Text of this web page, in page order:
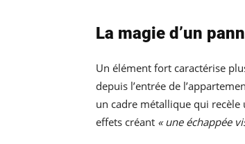
La magie d’un
Un élément fort caractérise
depuis l’entrée de
un cadre métallique qui
effets créant « une échappée